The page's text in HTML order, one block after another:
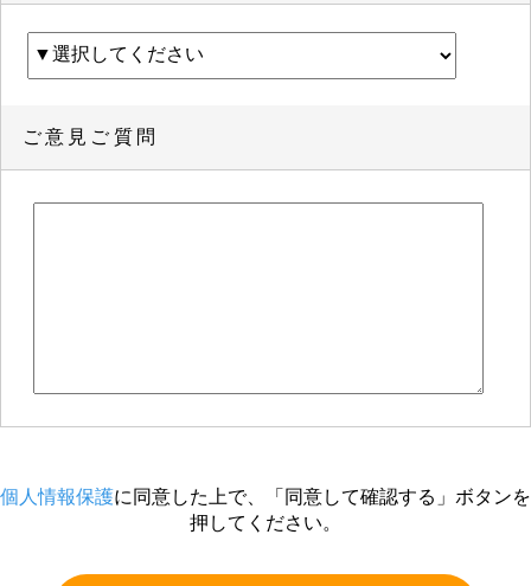
ご意見ご質問
個人情報保護に同意した上で、「同意して確認する」ボタンを
押してください。